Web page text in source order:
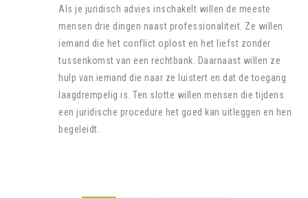
Als je juridisch advies inschakelt willen de meeste
mensen drie dingen naast professionaliteit. Ze willen
iemand die het conflict oplost en het liefst zonder
tussenkomst van een rechtbank. Daarnaast willen ze
hulp van iemand die naar ze luistert en dat de toegang
laagdrempelig is. Ten slotte willen mensen die tijdens
een juridische procedure het goed kan uitleggen en hen
begeleidt.